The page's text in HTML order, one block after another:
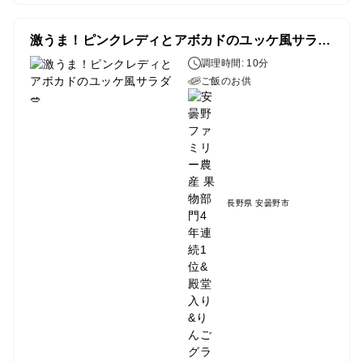
激うま！ピンクレディとアボカドのユッケ風サラダ🥗
調理時間: 10分
ご飯のお供
長野県 安曇野市